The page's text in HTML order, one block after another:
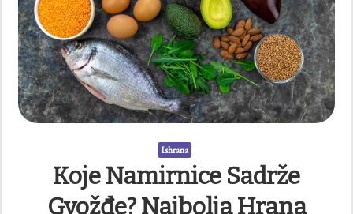
Ishrana
Koje Namirnice Sadrže
Gvožđe? Najbolja Hrana